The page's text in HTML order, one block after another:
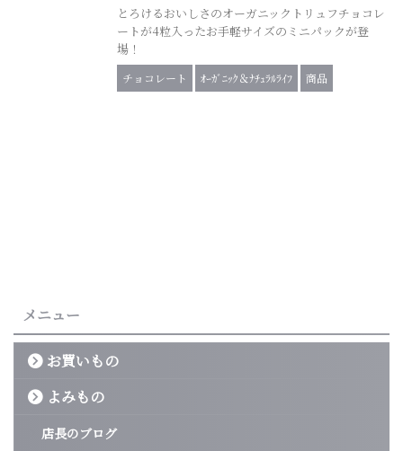
とろけるおいしさのオーガニックトリュフチョコレ
ートが4粒入ったお手軽サイズのミニパックが登
場！
チョコレート ｵｰｶﾞﾆｯｸ＆ﾅﾁｭﾗﾙﾗｲﾌ 商品
メニュー
お買いもの
よみもの
店長のブログ